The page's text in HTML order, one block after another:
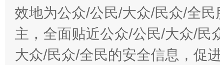
效地为公众/公民/大众/民众/全
主，全面贴近公众/公民/大众/民
大众/民众/全民的安全信息，促